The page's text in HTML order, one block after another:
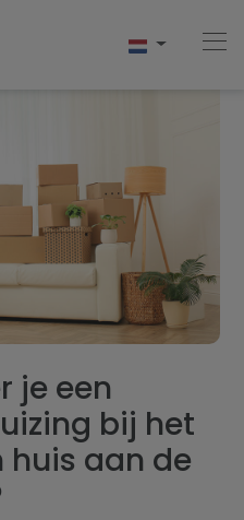
je een
bij het
huis aan de